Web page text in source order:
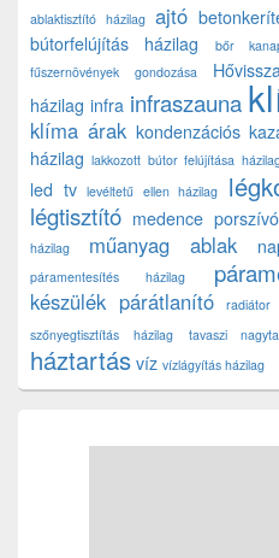
ablaktisztító házilag ajtó
bútorfelújítás házilag bőr
fűszernövények gondozása
házilag infra infraszauna
klíma árak kondenzációs
házilag lakkozott bútor felújítása
led tv levéltetű ellen házilag
légtisztító medence porszívó
házilag
műanyag ablak
páramentesítés házilag
készülék párátlanító
szőnyegtisztítás házilag tavaszi
háztartás víz vízlágyítás házilag